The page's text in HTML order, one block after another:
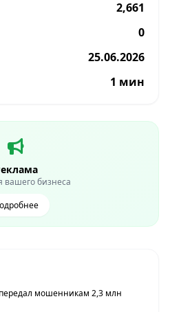
2,661
0
25.06.2026
1 мин
вашего бизнеса
мошенникам 2,3 млн